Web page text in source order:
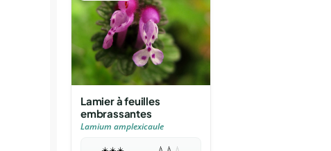
Lamier à feuilles
embrassantes
Lamium amplexicaule